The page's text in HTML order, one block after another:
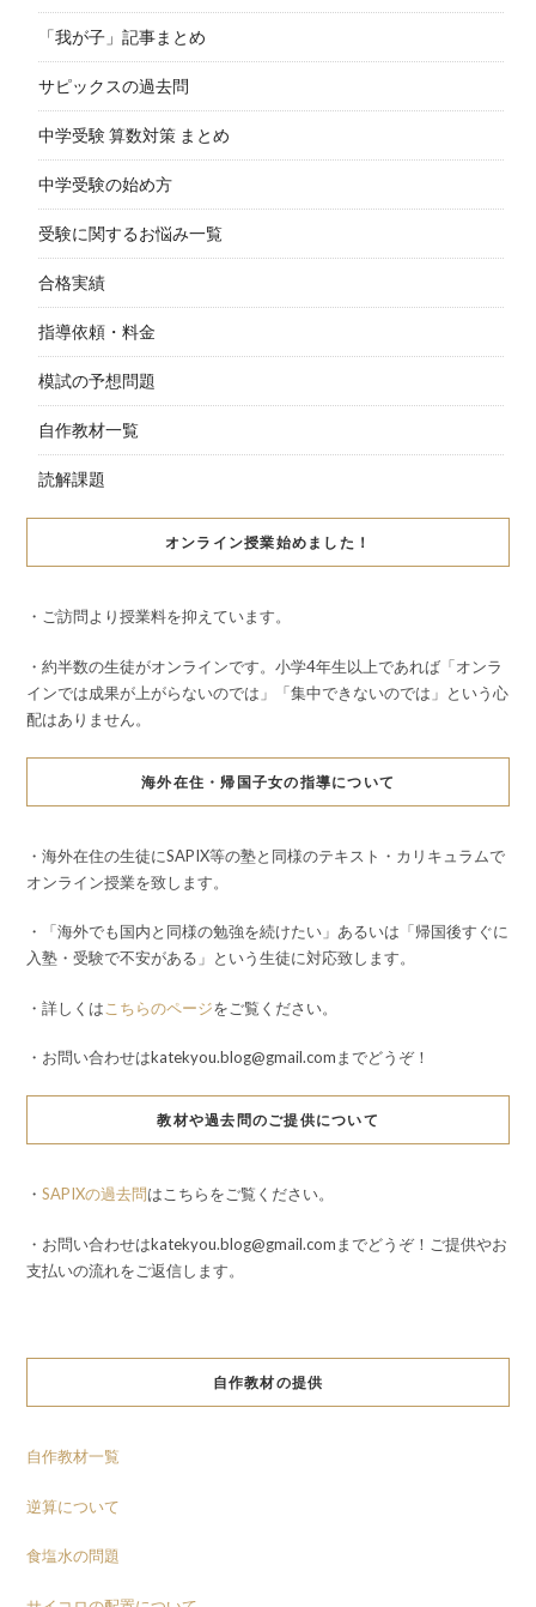
「我が子」記事まとめ
サピックスの過去問
中学受験 算数対策 まとめ
中学受験の始め方
受験に関するお悩み一覧
合格実績
指導依頼・料金
模試の予想問題
自作教材一覧
読解課題
オンライン授業始めました！
・ご訪問より授業料を抑えています。
・約半数の生徒がオンラインです。小学4年生以上であれば「オンラ
インでは成果が上がらないのでは」「集中できないのでは」という心
配はありません。
海外在住・帰国子女の指導について
・海外在住の生徒にSAPIX等の塾と同様のテキスト・カリキュラムで
オンライン授業を致します。
・「海外でも国内と同様の勉強を続けたい」あるいは「帰国後すぐに
入塾・受験で不安がある」という生徒に対応致します。
・詳しくは こちらのページをご覧ください。
・お問い合わせはkatekyou.blog@gmail.comまでどうぞ！
教材や過去問のご提供について
・ SAPIXの過去問はこちらをご覧ください。
・お問い合わせはkatekyou.blog@gmail.comまでどうぞ！ご提供やお
支払いの流れをご返信します。
自作教材の提供
自作教材一覧
逆算について
食塩水の問題